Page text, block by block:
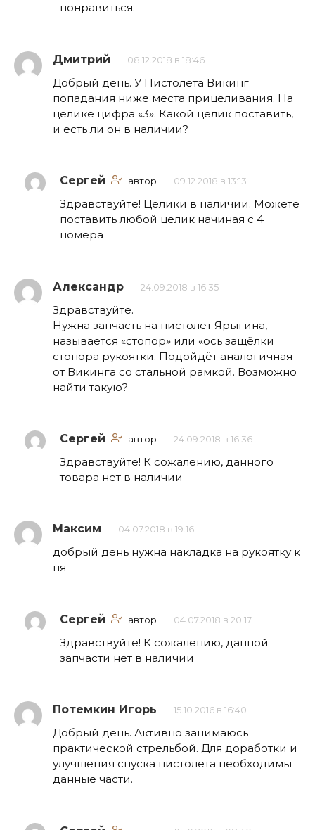
понравиться.
Дмитрий 08.12.2018 в 18:46
Добрый день. У Пистолета Викинг
попадания ниже места прицеливания. На
целике цифра «3». Какой целик поставить,
и есть ли он в наличии?
Сергей автор 09.12.2018 в 13:13
Здравствуйте! Целики в наличии. Можете
поставить любой целик начиная с 4
номера
Александр 24.09.2018 в 16:35
Здравствуйте.
Нужна запчасть на пистолет Ярыгина,
называется «стопор» или «ось защёлки
стопора рукоятки. Подойдёт аналогичная
от Викинга со стальной рамкой. Возможно
найти такую?
Сергей автор 24.09.2018 в 16:36
Здравствуйте! К сожалению, данного
товара нет в наличии
Максим 04.07.2018 в 19:16
добрый день нужна накладка на рукоятку к
пя
Сергей автор 04.07.2018 в 20:17
Здравствуйте! К сожалению, данной
запчасти нет в наличии
Потемкин Игорь 15.10.2016 в 16:40
Добрый день. Активно занимаюсь
практической стрельбой. Для доработки и
улучшения спуска пистолета необходимы
данные части.